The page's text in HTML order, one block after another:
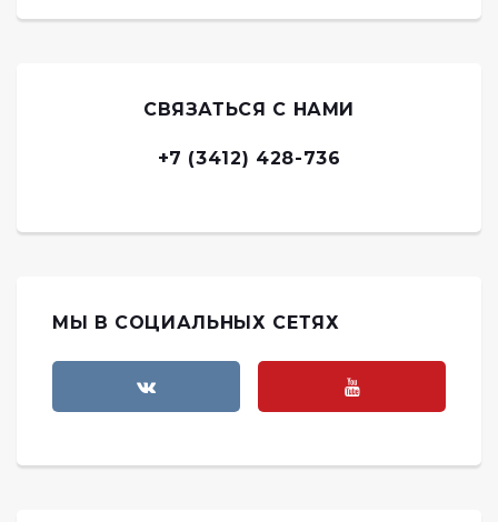
СВЯЗАТЬСЯ С НАМИ
+7 (3412) 428-736
МЫ В СОЦИАЛЬНЫХ СЕТЯХ